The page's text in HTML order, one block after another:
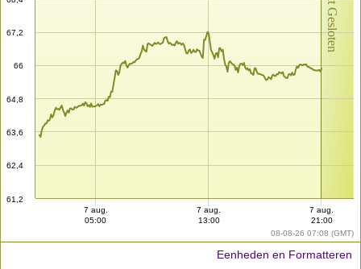
08-08-26 07:08 (GMT)
61,2
62,4
63,6
64,8
66
67,2
7 aug.
05:00
7 aug.
13:00
7 aug.
21:00
Eenheden en Formatteren